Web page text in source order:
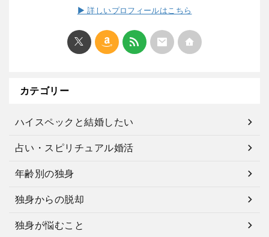
▶ 詳しいプロフィールはこちら
カテゴリー
ハイスペックと結婚したい
占い・スピリチュアル婚活
年齢別の独身
独身からの脱却
独身が悩むこと